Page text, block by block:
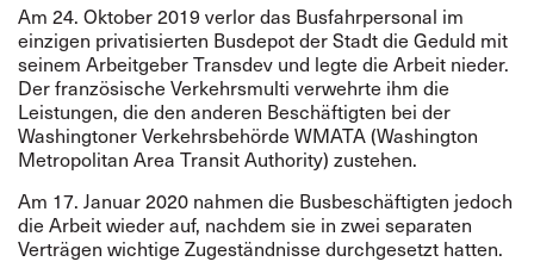
Am 24. Oktober 2019 verlor das Busfahrpersonal im
einzigen privatisierten Busdepot der Stadt die Geduld mit
seinem Arbeitgeber Transdev und legte die Arbeit nieder.
Der französische Verkehrsmulti verwehrte ihm die
Leistungen, die den anderen Beschäftigten bei der
Washingtoner Verkehrsbehörde WMATA (Washington
Metropolitan Area Transit Authority) zustehen.
Am 17. Januar 2020 nahmen die Busbeschäftigten jedoch
die Arbeit wieder auf, nachdem sie in zwei separaten
Verträgen wichtige Zugeständnisse durchgesetzt hatten.